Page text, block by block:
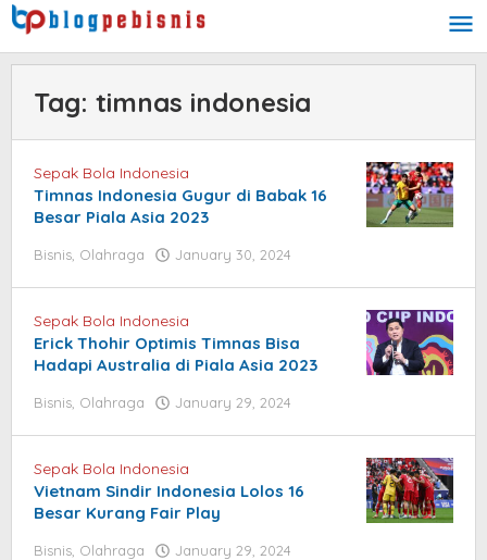
Skip
to
content
Tag: timnas indonesia
Sepak Bola Indonesia
Timnas Indonesia Gugur di Babak 16
Besar Piala Asia 2023
Bisnis Olahraga January 30, 2024
Sepak Bola Indonesia
Erick Thohir Optimis Timnas Bisa
Hadapi Australia di Piala Asia 2023
Bisnis Olahraga January 29, 2024
Sepak Bola Indonesia
Vietnam Sindir Indonesia Lolos 16
Besar Kurang Fair Play
Bisnis Olahraga January 29, 2024